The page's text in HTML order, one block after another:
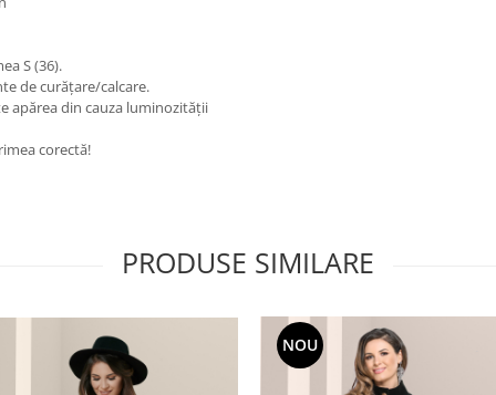
S (36).
de curățare/calcare.
apărea din cauza luminozității
corectă!
PRODUSE SIMILARE
NOU